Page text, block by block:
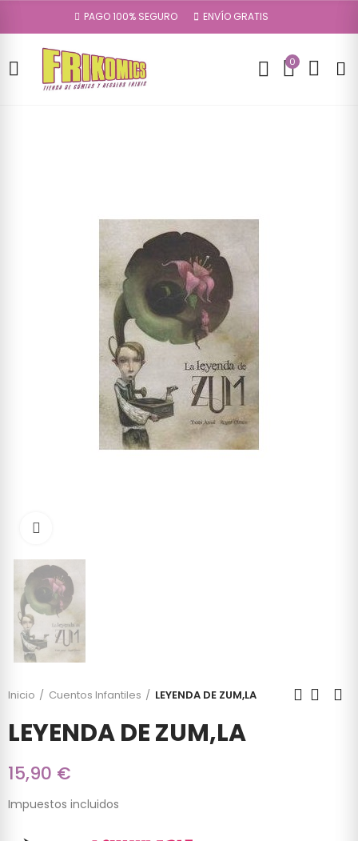
PAGO 100% SEGURO ENVÍO GRATIS
0
Inicio Cuentos Infantiles LEYENDA DE ZUM,LA
LEYENDA DE ZUM,LA
15,90 €
Impuestos incluidos